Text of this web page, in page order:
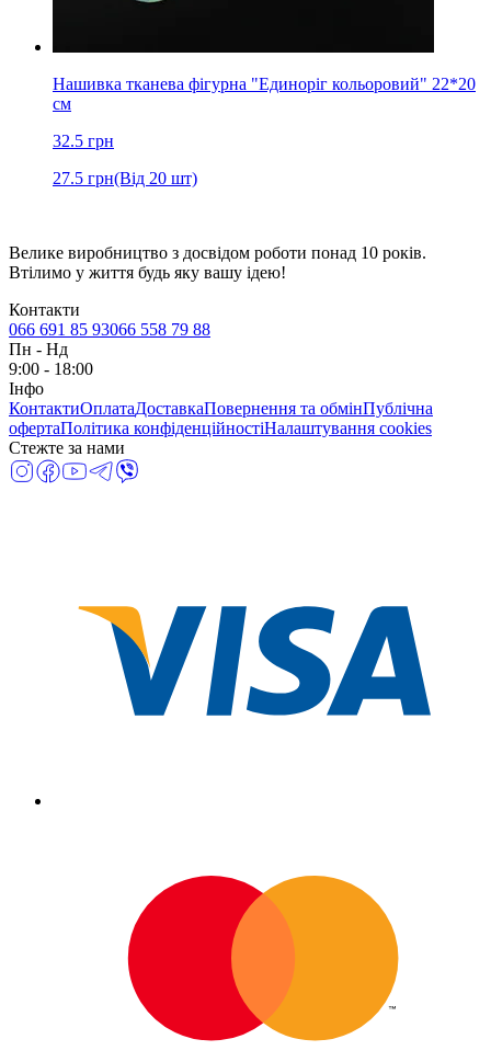
Нашивка тканева фігурна "Единоріг кольоровий" 22*20
см
32.5 грн
27.5 грн(Від 20 шт)
Велике виробництво з досвідом роботи понад 10 років.
Втілимо у життя будь яку вашу ідею!
Контакти
066 691 85 93066 558 79 88
Пн - Нд
9:00 - 18:00
Інфо
КонтактиОплатаДоставкаПовернення та обмінПублічна
офертаПолітика конфіденційностіНалаштування cookies
Стежте за нами